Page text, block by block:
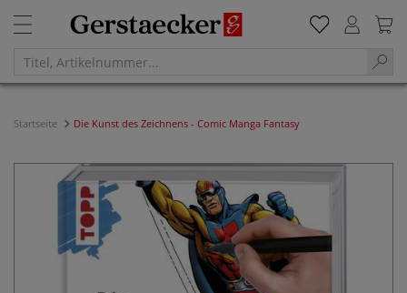
Startseite Die Kunst des Zeichnens - Comic Manga Fantasy